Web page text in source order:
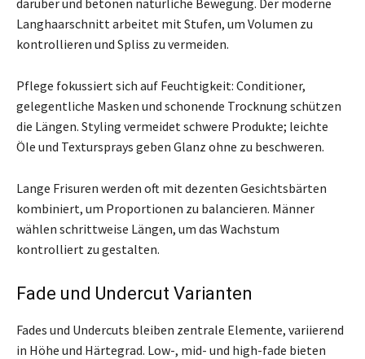
Langhaarschnitt arbeitet mit Stufen, um Volumen zu
kontrollieren und Spliss zu vermeiden.
Pflege fokussiert sich auf Feuchtigkeit: Conditioner,
gelegentliche Masken und schonende Trocknung schützen
die Längen. Styling vermeidet schwere Produkte; leichte
Öle und Textursprays geben Glanz ohne zu beschweren.
Lange Frisuren werden oft mit dezenten Gesichtsbärten
kombiniert, um Proportionen zu balancieren. Männer
wählen schrittweise Längen, um das Wachstum
kontrolliert zu gestalten.
Fade und Undercut Varianten
Fades und Undercuts bleiben zentrale Elemente, variierend
in Höhe und Härtegrad. Low-, mid- und high-fade bieten